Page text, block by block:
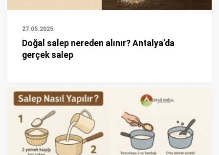
27.05.2025
Doğal salep nereden alınır? Antalya’da
gerçek salep